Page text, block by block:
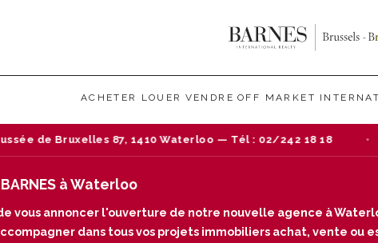
ACHETER LOUER VENDRE OFF MARKET
de Bruxelles 87, 1410 Waterloo — Tél : 02/242 18 18
à Waterloo
vous annoncer l'ouverture de notre nouvelle agence à
dans tous vos projets immobiliers achat, vente